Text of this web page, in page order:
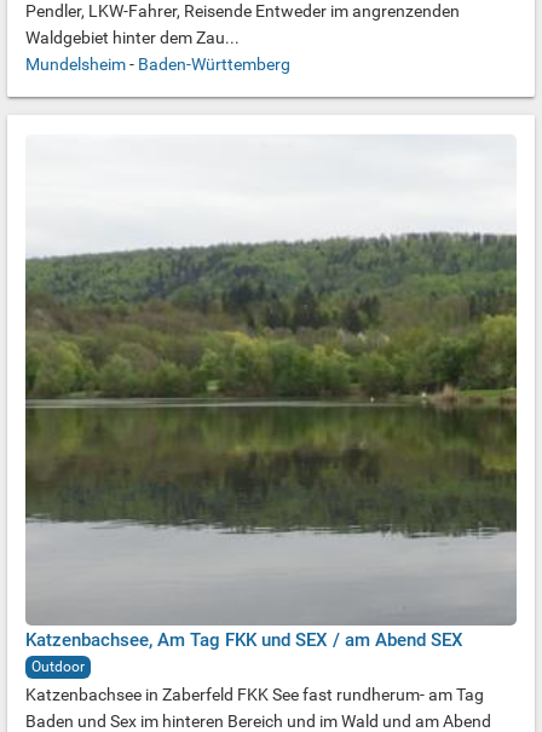
Pendler, LKW-Fahrer, Reisende Entweder im angrenzenden
Waldgebiet hinter dem Zau...
Mundelsheim- Baden-Württemberg
Katzenbachsee, Am Tag FKK und SEX / am Abend SEX
Outdoor
Katzenbachsee in Zaberfeld FKK See fast rundherum- am Tag
Baden und Sex im hinteren Bereich und im Wald und am Abend